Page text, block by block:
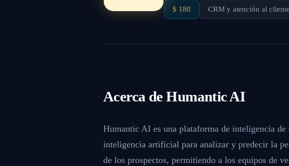
$ 180 CRM y atención al cliente
Acerca de Humantic AI
Humantic AI es una plataforma de inteligencia de
inteligencia artificial para analizar y predecir la
de los prospectos, permitiendo a los equipos de